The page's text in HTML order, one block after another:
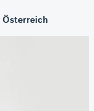
Österreich